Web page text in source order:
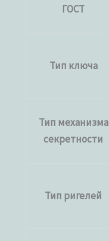
ГОСТ
Тип ключа
Тип механизма
секретности
Тип ригелей